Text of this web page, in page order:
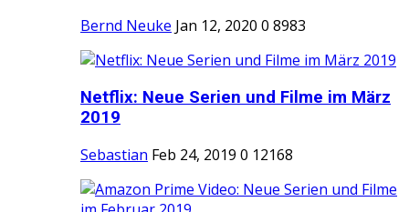
Bernd Neuke Jan 12, 2020 0 8983
Netflix: Neue Serien und Filme im März
2019
Sebastian Feb 24, 2019 0 12168